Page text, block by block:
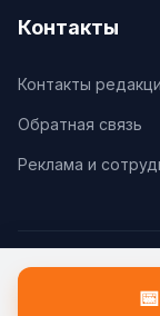
📅
Контакты
Контакты
Обратная связь
Реклама и